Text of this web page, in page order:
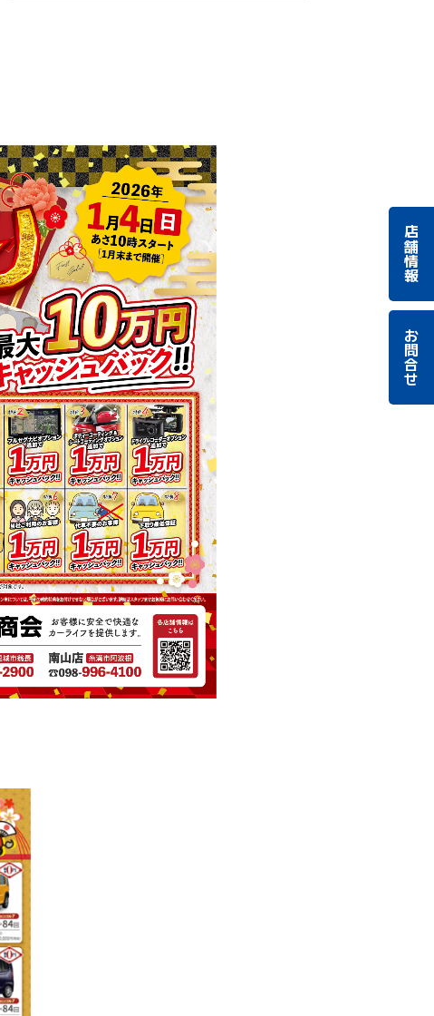
店舗情報
お問合せ